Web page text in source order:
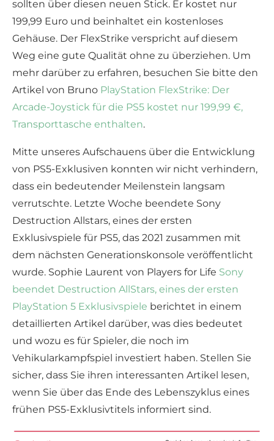
sollten über diesen neuen Stick. Er kostet nur
199,99 Euro und beinhaltet ein kostenloses
Gehäuse. Der FlexStrike verspricht auf diesem
Weg eine gute Qualität ohne zu überziehen. Um
mehr darüber zu erfahren, besuchen Sie bitte den
Artikel von Bruno PlayStation FlexStrike: Der
Arcade-Joystick für die PS5 kostet nur 199,99 €,
Transporttasche enthalten.
Mitte unseres Aufschauens über die Entwicklung
von PS5-Exklusiven konnten wir nicht verhindern,
dass ein bedeutender Meilenstein langsam
verrutschte. Letzte Woche beendete Sony
Destruction Allstars, eines der ersten
Exklusivspiele für PS5, das 2021 zusammen mit
dem nächsten Generationskonsole veröffentlicht
wurde. Sophie Laurent von Players for Life Sony
beendet Destruction AllStars, eines der ersten
PlayStation 5 Exklusivspiele berichtet in einem
detaillierten Artikel darüber, was dies bedeutet
und wozu es für Spieler, die noch im
Vehikularkampfspiel investiert haben. Stellen Sie
sicher, dass Sie ihren interessanten Artikel lesen,
wenn Sie über das Ende des Lebenszyklus eines
frühen PS5-Exklusivtitels informiert sind.